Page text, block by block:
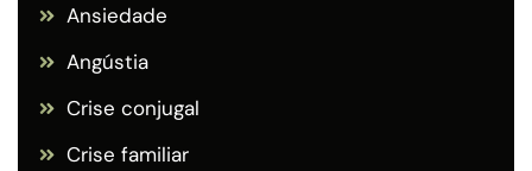
Ansiedade
Angústia
Crise conjugal
Crise familiar